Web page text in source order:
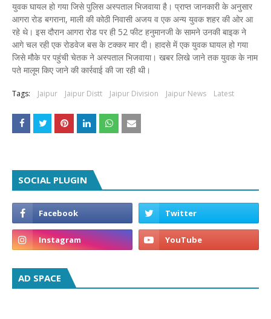
युवक घायल हो गया जिसे पुलिस अस्पताल भिजवाया है। प्राप्त जानकारी के अनुसार
आगरा रोड बगराना, माली की कोठी निवासी अजय व एक अन्य युवक शहर की ओर आ
रहे थे। इस दौरान आगरा रोड पर ही 52 फीट हनुमानजी के सामने उनकी बाइक ने
आगे चल रही एक रोडवेज बस के टक्कर मार दी। हादसे में एक युवक घायल हो गया
जिसे मौके पर पहुंची चेतक ने अस्पताल भिजवाया। खबर लिखे जाने तक युवक के नाम
पते मालूम किए जाने की कार्रवाई की जा रही थी।
Tags: Jaipur Jaipur Distt Jaipur Division Jaipur News Latest
SOCIAL PLUGIN
AD SPACE